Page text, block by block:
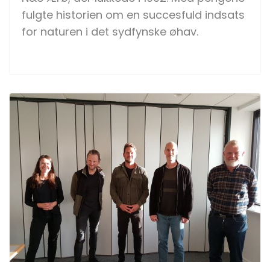
fulgte historien om en succesfuld indsats
for naturen i det sydfynske øhav.